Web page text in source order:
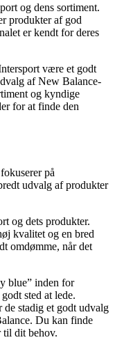
og dens sortiment.
produkter af god
er kendt for deres
være et godt
af New Balance-
og kyndige
for at finde den
på
udvalg af produkter
og dets produkter.
kvalitet og en bred
omdømme, når det
blue” inden for
sted at lede.
stadig et godt udvalg
Du kan finde
til dit behov.